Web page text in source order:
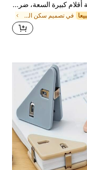
1 قطعة علبة أقلام كبيرة السعة، ضروريات السكن، هدية عيد ميلاد وعطلات للنساء، منظم قرطاسية للمعلمين، منظم لوازم المكتب، حامل أقلام لا يبهت، ملحقات منظم المكتب، لوازم الفصل المدرسي، قرطاسية مكتبية جميلة
في تصميم سكن الطلاب تخزين المكتب المنزلي